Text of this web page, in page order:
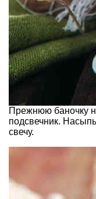
Прежнюю баночку
подсвечник.
свечу.